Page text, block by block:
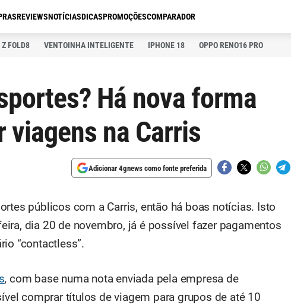
REVIEWSNOTÍCIASDICASPROMOÇÕESCOMPARADOR
FOLD8 VENTOINHA INTELIGENTE IPHONE 18 OPPO RENO16 PRO
Há nova forma
viagens na Carris
Adicionar 4gnews como fonte preferida
públicos com a Carris, então há boas notícias. Isto
dia 20 de novembro, já é possível fazer pagamentos
“contactless”.
, com base numa nota enviada pela empresa de
comprar títulos de viagem para grupos de até 10